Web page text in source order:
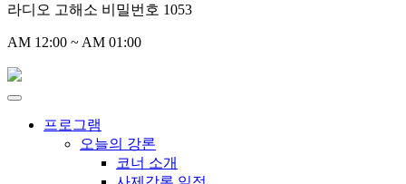
라디오 고해소 비밀번호 1053
AM 12:00 ~ AM 01:00
프로그램
오늘의 강론
코너 소개